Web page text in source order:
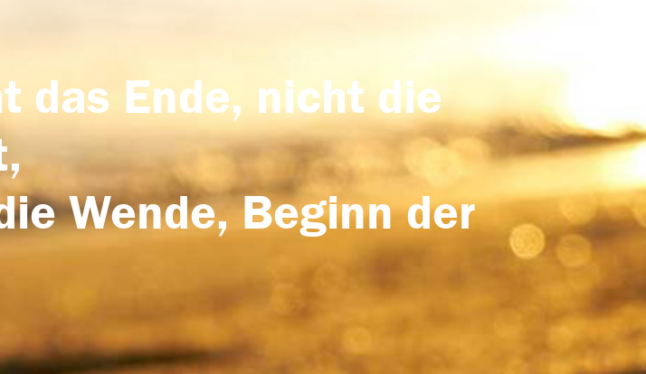
das Ende, nicht die
Wende, Beginn der